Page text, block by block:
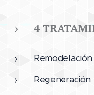
4
Regeneración